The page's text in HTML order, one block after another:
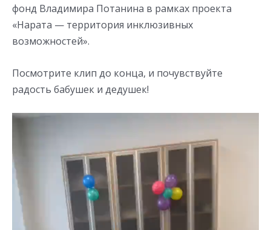
фонд Владимира Потанина в рамках проекта
«Нарата — территория инклюзивных
возможностей».
Посмотрите клип до конца, и почувствуйте
радость бабушек и дедушек!